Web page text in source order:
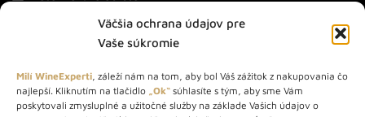
Väčšia ochrana údajov pre
Vaše súkromie
Milí WineExperti, záleží nám na tom, aby bol Váš zážitok z nakupovania čo
najlepší. Kliknutím na tlačidlo „Ok“ súhlasíte s tým, aby sme Vám
poskytovali zmysluplné a užitočné služby na základe Vašich údajov o
O NÁS